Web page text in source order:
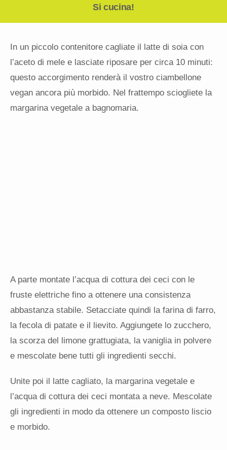
Si cucina!
In un piccolo contenitore cagliate il latte di soia con
l’aceto di mele e lasciate riposare per circa 10 minuti:
questo accorgimento renderà il vostro ciambellone
vegan ancora più morbido. Nel frattempo sciogliete la
margarina vegetale a bagnomaria.
A parte montate l’acqua di cottura dei ceci con le
fruste elettriche fino a ottenere una consistenza
abbastanza stabile. Setacciate quindi la farina di farro,
la fecola di patate e il lievito. Aggiungete lo zucchero,
la scorza del limone grattugiata, la vaniglia in polvere
e mescolate bene tutti gli ingredienti secchi.
Unite poi il latte cagliato, la margarina vegetale e
l’acqua di cottura dei ceci montata a neve. Mescolate
gli ingredienti in modo da ottenere un composto liscio
e morbido.